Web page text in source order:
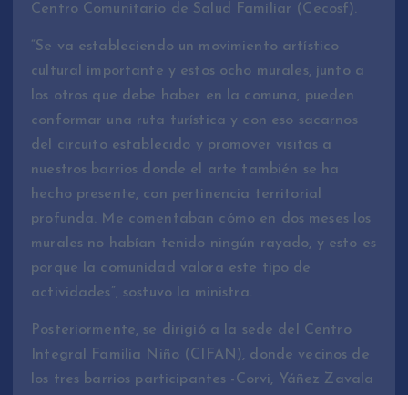
Centro Comunitario de Salud Familiar (Cecosf).
“Se va estableciendo un movimiento artístico
cultural importante y estos ocho murales, junto a
los otros que debe haber en la comuna, pueden
conformar una ruta turística y con eso sacarnos
del circuito establecido y promover visitas a
nuestros barrios donde el arte también se ha
hecho presente, con pertinencia territorial
profunda. Me comentaban cómo en dos meses los
murales no habían tenido ningún rayado, y esto es
porque la comunidad valora este tipo de
actividades”, sostuvo la ministra.
Posteriormente, se dirigió a la sede del Centro
Integral Familia Niño (CIFAN), donde vecinos de
los tres barrios participantes -Corvi, Yáñez Zavala